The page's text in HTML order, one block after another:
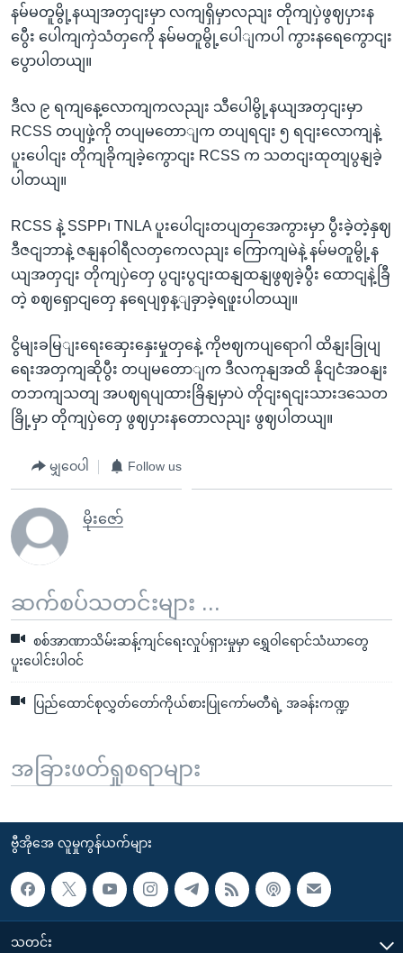
နမ်မတူမွို့နယျအတှငျးမှာ လကျရှိမှာလညျး တိုကျပှဲဖွဈပှားန
ပွေီး ပေါကျကှဲသံတှကေို နမ်မတူမွို့ပေါျကပါ ကွားနရေကွောငျး
ပွောပါတယျ။
ဒီလ ၉ ရကျနေ့လောကျကလညျး သီပေါမွို့နယျအတှငျးမှာ
RCSS တပျဖှဲ့ကို တပျမတောျက တပျရငျး ၅ ရငျးလောကျနဲ့
ပူးပေါငျး တိုကျခိုကျခဲ့ကွောငျး RCSS က သတငျးထုတျပွနျခဲ့
ပါတယျ။
RCSS နဲ့ SSPP၊ TNLA ပူးပေါငျးတပျတှအေကွားမှာ ပွီးခဲ့တဲ့နှဈ
ဒီဇငျဘာနဲ့ ဇနျနဝါရီလတှကေလညျး ကြောကျမဲနဲ့ နမ်မတူမွို့န
ယျအတှငျး တိုကျပှဲတှေ ပွငျးပွငျးထနျထနျဖွဈခဲ့ပွီး ထောငျနဲ့ခြီ
တဲ့ စဈရှောငျတှေ နရေပျစှန့ျခှာခဲ့ရဖူးပါတယျ။
ငွိမျးခမြျးရေးဆှေးနှေးမှုတှနေဲ့ ကိုဗဈကပျရောဂါ ထိနျးခြုပျ
ရေးအတှကျဆိုပွီး တပျမတောျက ဒီလကုနျအထိ နိုငျငံအဝနျး
တဘကျသတျ အပဈရပျထားခြိနျမှာပဲ တိုငျးရငျးသားဒသေတ
ခြို့မှာ တိုကျပှဲတှေ ဖွဈပှားနတောလညျး ဖွဈပါတယျ။
မျှဝေပါ Follow us
မိုးဇော်
ဆက်စပ်သတင်းများ ...
စစ်အာဏာသိမ်းဆန့်ကျင်ရေးလှုပ်ရှားမှုမှာ ရွှေဝါရောင်သံဃာတွေ
ပူးပေါင်းပါဝင်
ပြည်ထောင်စုလွှတ်တော်ကိုယ်စားပြုကော်မတီရဲ့ အခန်းကဏ္ဍ
အခြားဖတ်ရှုစရာများ
ဗွီအိုအေ လူမှုကွန်ယက်များ
သတင်း